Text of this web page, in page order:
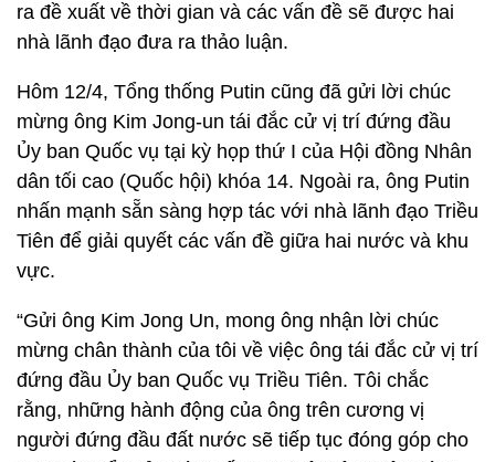
ra đề xuất về thời gian và các vấn đề sẽ được hai
nhà lãnh đạo đưa ra thảo luận.
Hôm 12/4, Tổng thống Putin cũng đã gửi lời chúc
mừng ông Kim Jong-un tái đắc cử vị trí đứng đầu
Ủy ban Quốc vụ tại kỳ họp thứ I của Hội đồng Nhân
dân tối cao (Quốc hội) khóa 14. Ngoài ra, ông Putin
nhấn mạnh sẵn sàng hợp tác với nhà lãnh đạo Triều
Tiên để giải quyết các vấn đề giữa hai nước và khu
vực.
“Gửi ông Kim Jong Un, mong ông nhận lời chúc
mừng chân thành của tôi về việc ông tái đắc cử vị trí
đứng đầu Ủy ban Quốc vụ Triều Tiên. Tôi chắc
rằng, những hành động của ông trên cương vị
người đứng đầu đất nước sẽ tiếp tục đóng góp cho